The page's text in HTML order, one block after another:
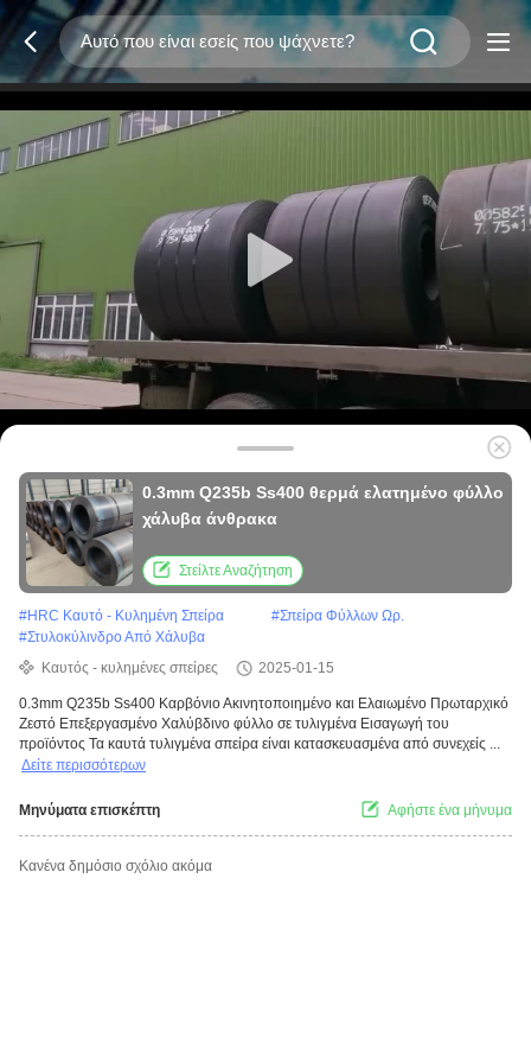
0.3mm Q235b Ss400 θερμά ελατημένο φύλλο
χάλυβα άνθρακα
Στείλτε Αναζήτηση
#HRC Καυτό - Κυλημένη Σπείρα #Σπείρα Φύλλων Ωρ.
#Στυλοκύλινδρο Από Χάλυβα
Καυτός - κυλημένες σπείρες
2025-01-15
0.3mm Q235b Ss400 Καρβόνιο Ακινητοποιημένο και Ελαιωμένο Πρωταρχικό
Ζεστό Επεξεργασμένο Χαλύβδινο φύλλο σε τυλιγμένα Εισαγωγή του
προϊόντος Τα καυτά τυλιγμένα σπείρα είναι κατασκευασμένα από συνεχείς ...
Δείτε περισσότερων
Μηνύματα επισκέπτη Αφήστε ένα μήνυμα
Κανένα δημόσιο σχόλιο ακόμα